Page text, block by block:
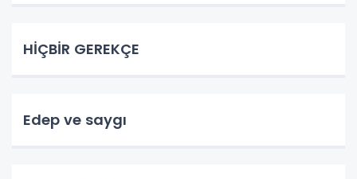
HİÇBİR GEREKÇE
Edep ve saygı